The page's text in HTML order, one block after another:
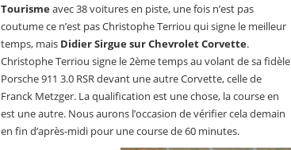
Tourismeavec 38 voitures en piste, une fois n’est pas
coutume ce n’est pas Christophe Terriou qui signe le meilleur
temps, mais Didier Sirgue sur Chevrolet Corvette.
Christophe Terriou signe le 2ème temps au volant de sa fidèle
Porsche 911 3.0 RSR devant une autre Corvette, celle de
Franck Metzger. La qualification est une chose, la course en
est une autre. Nous aurons l’occasion de vérifier cela demain
en fin d’après-midi pour une course de 60 minutes.